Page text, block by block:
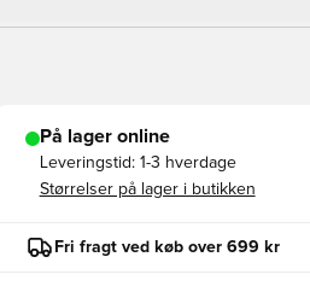
På lager online
Leveringstid: 1-3 hverdage
Størrelser på lager i butikken
Fri fragt ved køb over 699 kr